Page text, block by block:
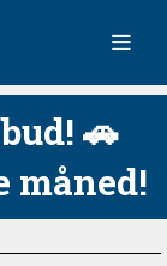
🚗
måned!